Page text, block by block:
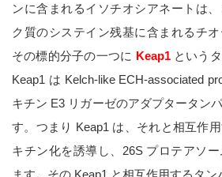
ンに含まれるイソチオシアネートは
ク質のシステイン残基に含まれるチオ
その標的分子の一つに Keap1というタ
Keap1 は Kelch-like ECH-associated
キチン E3 リガーゼのアダプタータン
す。つまり Keap1 は、それと相互作
キチン化を誘導し、26S プロテアソ